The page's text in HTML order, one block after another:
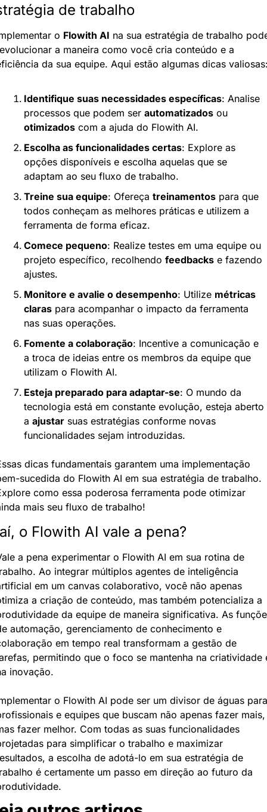
de trabalho
o Flowith AI na sua estratégia de trabalho
a maneira como você cria conteúdo e a
da sua equipe. Aqui estão algumas dicas
Identifique suas necessidades específicas: Analise
processos que podem ser automatizados
ou
otimizados com a ajuda do Flowith AI.
Escolha as funcionalidades certas: Explore as
opções disponíveis e escolha aquelas que se
adaptam ao seu fluxo de trabalho.
Treine sua equipe: Ofereça treinamentos para que
todos conheçam as melhores práticas e utilizem a
ferramenta de forma eficaz.
Comece pequeno: Realize testes em uma equipe ou
projeto específico, recolhendo feedbacks e fazendo
ajustes.
Monitore e avalie o desempenho: Utilize métricas
claras para acompanhar o impacto da ferramenta
nas suas operações.
Fomente a colaboração: Incentive a comunicação e
a troca de ideias entre os membros da equipe que
utilizam o Flowith AI.
Esteja preparado para adaptar-se: O mundo da
tecnologia está em constante evolução, esteja aberto
a ajustar suas estratégias conforme novas
funcionalidades sejam introduzidas.
dicas fundamentais garantem uma implementação
sucedida do Flowith AI em sua estratégia de trabalho.
como essa poderosa ferramenta pode otimizar
mais seu fluxo de trabalho!
o Flowith AI vale a pena?
a pena experimentar o Flowith AI em sua rotina de
Ao integrar múltiplos agentes de inteligência
em um canvas colaborativo, você não apenas
a criação de conteúdo, mas também potencializa a
da equipe de maneira significativa. As
automação, gerenciamento de conhecimento e
em tempo real transformam a gestão de
permitindo que o foco se mantenha na criatividade
inovação.
o Flowith AI pode ser um divisor de águas para
e equipes que buscam não apenas fazer mais,
fazer melhor. Com todas as suas funcionalidades
para simplificar o trabalho e maximizar
a escolha de adotá-lo em sua estratégia de
é certamente um passo em direção ao futuro da